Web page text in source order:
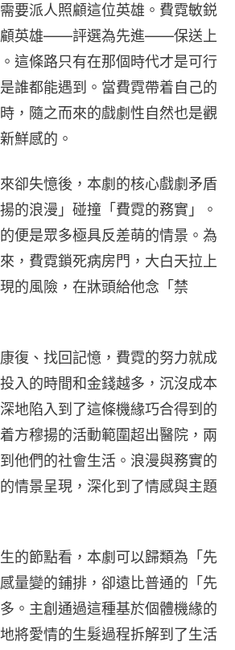
要派人照顧這位英雄。費霓敏鋭
顧英雄——評選為先進——保送上
這條路只有在那個時代才是可行
誰都能遇到。當費霓帶着自己的
，隨之而來的戲劇性自然也是觀
鮮感的。
卻失憶後，本劇的核心戲劇矛盾
的浪漫」碰撞「費霓的務實」。
便是眾多極具反差萌的情景。為
，費霓鎖死病房門，大白天拉上
的風險，在牀頭給他念「禁
復、找回記憶，費霓的努力就成
入的時間和金錢越多，沉沒成本
地陷入到了這條機緣巧合得到的
方穆揚的活動範圍超出醫院，兩
他們的社會生活。浪漫與務實的
情景呈現，深化到了情感與主題
的節點看，本劇可以歸類為「先
量變的鋪排，卻遠比普通的「先
。主創通過這種基於個體機緣的
將愛情的生髮過程拆解到了生活